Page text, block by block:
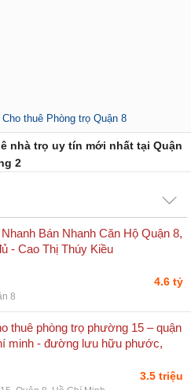
Cho thuê Phòng trọ Quận 8
nhà trọ uy tín mới nhất tại Quận
2
Bán Nhanh Căn Hộ Quận 8,
- Cao Thị Thúy Kiều
4.6 tỷ
8
thuê phòng trọ phường 15 – quận
minh - đường lưu hữu phước,
8, hồ chí minh
3.5 triệu